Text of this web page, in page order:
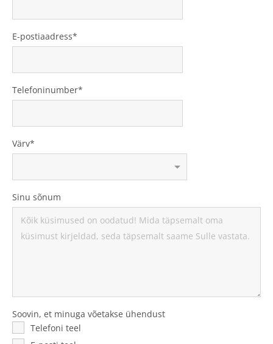
E-postiaadress
Telefoninumber
Värv
Sinu sõnum
Soovin, et minuga võetakse ühendust
Telefoni teel